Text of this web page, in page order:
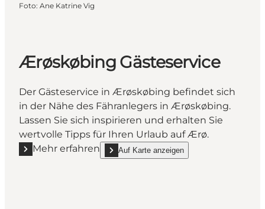
Foto: Ane Katrine Vig
Ærøskøbing Gästeservice
Der Gästeservice in Ærøskøbing befindet sich
in der Nähe des Fähranlegers in Ærøskøbing.
Lassen Sie sich inspirieren und erhalten Sie
wertvolle Tipps für Ihren Urlaub auf Ærø.
Mehr erfahren
Mehr erfahren "Ærøskøbing Gästeservice"
Auf Karte anzeigen
show Ærøskøbing Gästeservice on_map